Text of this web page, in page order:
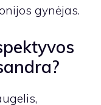
gynėjas.